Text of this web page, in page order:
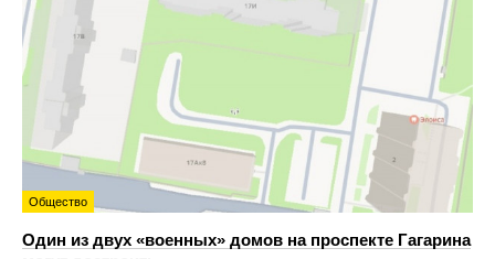
Общество
Один из двух «военных» домов на проспекте Гагарина